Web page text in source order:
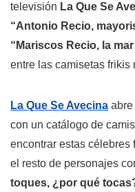
televisión La Que Se
“Antonio Recio,
“Mariscos Recio, la
entre las camisetas frikis
La Que Se Avecina
con un catálogo de
encontrar estas célebres
el resto de personajes
toques, ¿por qué